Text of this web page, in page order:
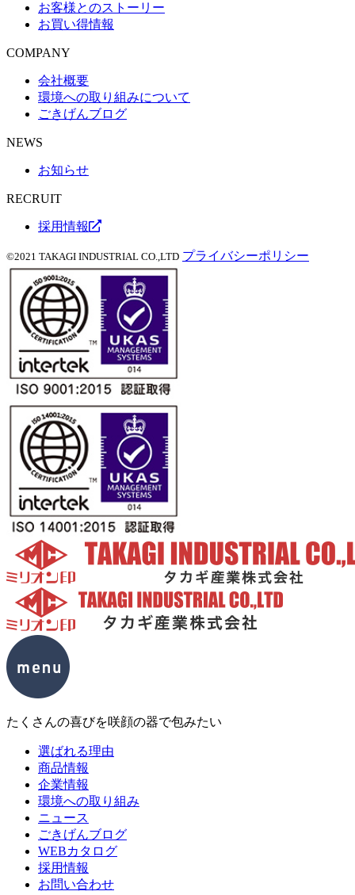
お客様とのストーリー
お買い得情報
COMPANY
会社概要
環境への取り組みについて
ごきげんブログ
NEWS
お知らせ
RECRUIT
採用情報
©2021 TAKAGI INDUSTRIAL CO.,LTD プライバシーポリシー
たくさんの喜びを咲顔の器で包みたい
選ばれる理由
商品情報
企業情報
環境への取り組み
ニュース
ごきげんブログ
WEBカタログ
採用情報
お問い合わせ